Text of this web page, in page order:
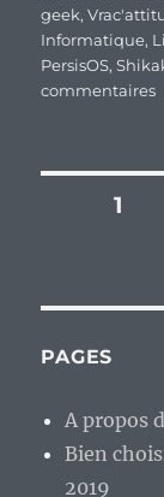
le
geek,
Informatique,
PersisOS,
commentaires
PAGE1
PAGES
A propos
Bien
2019